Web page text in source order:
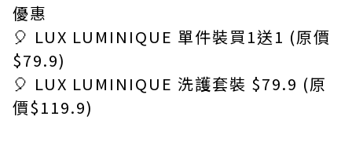
優惠
🎈 LUX LUMINIQUE 單件裝買1送1 (原價
$79.9)
🎈 LUX LUMINIQUE 洗護套裝 $79.9 (原
價$119.9)